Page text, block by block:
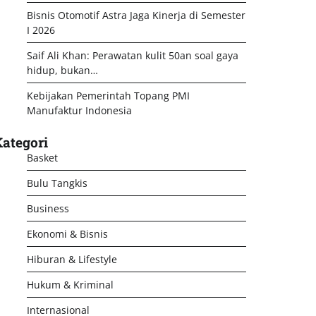
Bisnis Otomotif Astra Jaga Kinerja di Semester
I 2026
Saif Ali Khan: Perawatan kulit 50an soal gaya
hidup, bukan…
Kebijakan Pemerintah Topang PMI
Manufaktur Indonesia
Basket
Bulu Tangkis
Business
Ekonomi & Bisnis
Hiburan & Lifestyle
Hukum & Kriminal
Internasional